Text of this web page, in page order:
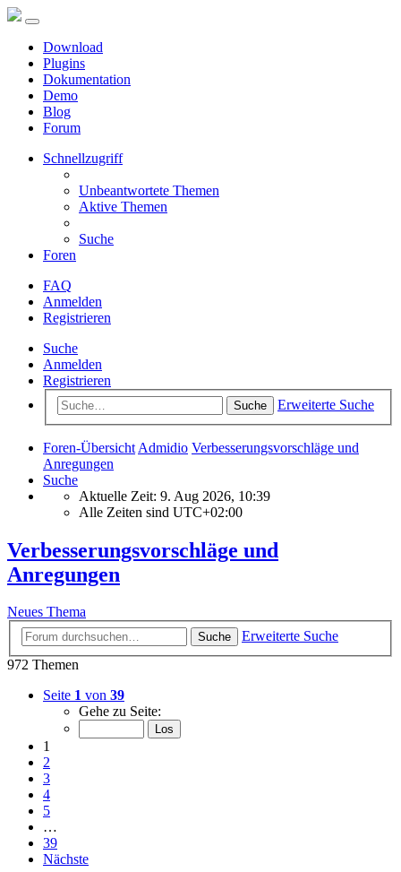
Download
Plugins
Dokumentation
Demo
Blog
Forum
Schnellzugriff
Unbeantwortete Themen
Aktive Themen
Suche
Foren
FAQ
Anmelden
Registrieren
Suche
Anmelden
Registrieren
Suche Erweiterte Suche
Foren-Übersicht Admidio Verbesserungsvorschläge und
Anregungen
Suche
Aktuelle Zeit: 9. Aug 2026, 10:39
Alle Zeiten sind UTC+02:00
Verbesserungsvorschläge und
Anregungen
Neues Thema
Suche
Erweiterte Suche
972 Themen
Seite 1 von 39
Gehe zu Seite:
1
2
3
4
5
…
39
Nächste